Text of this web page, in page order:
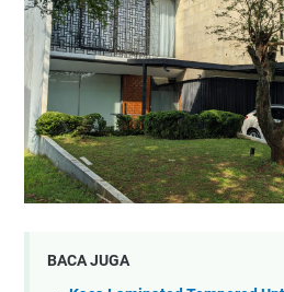
BACA JUGA